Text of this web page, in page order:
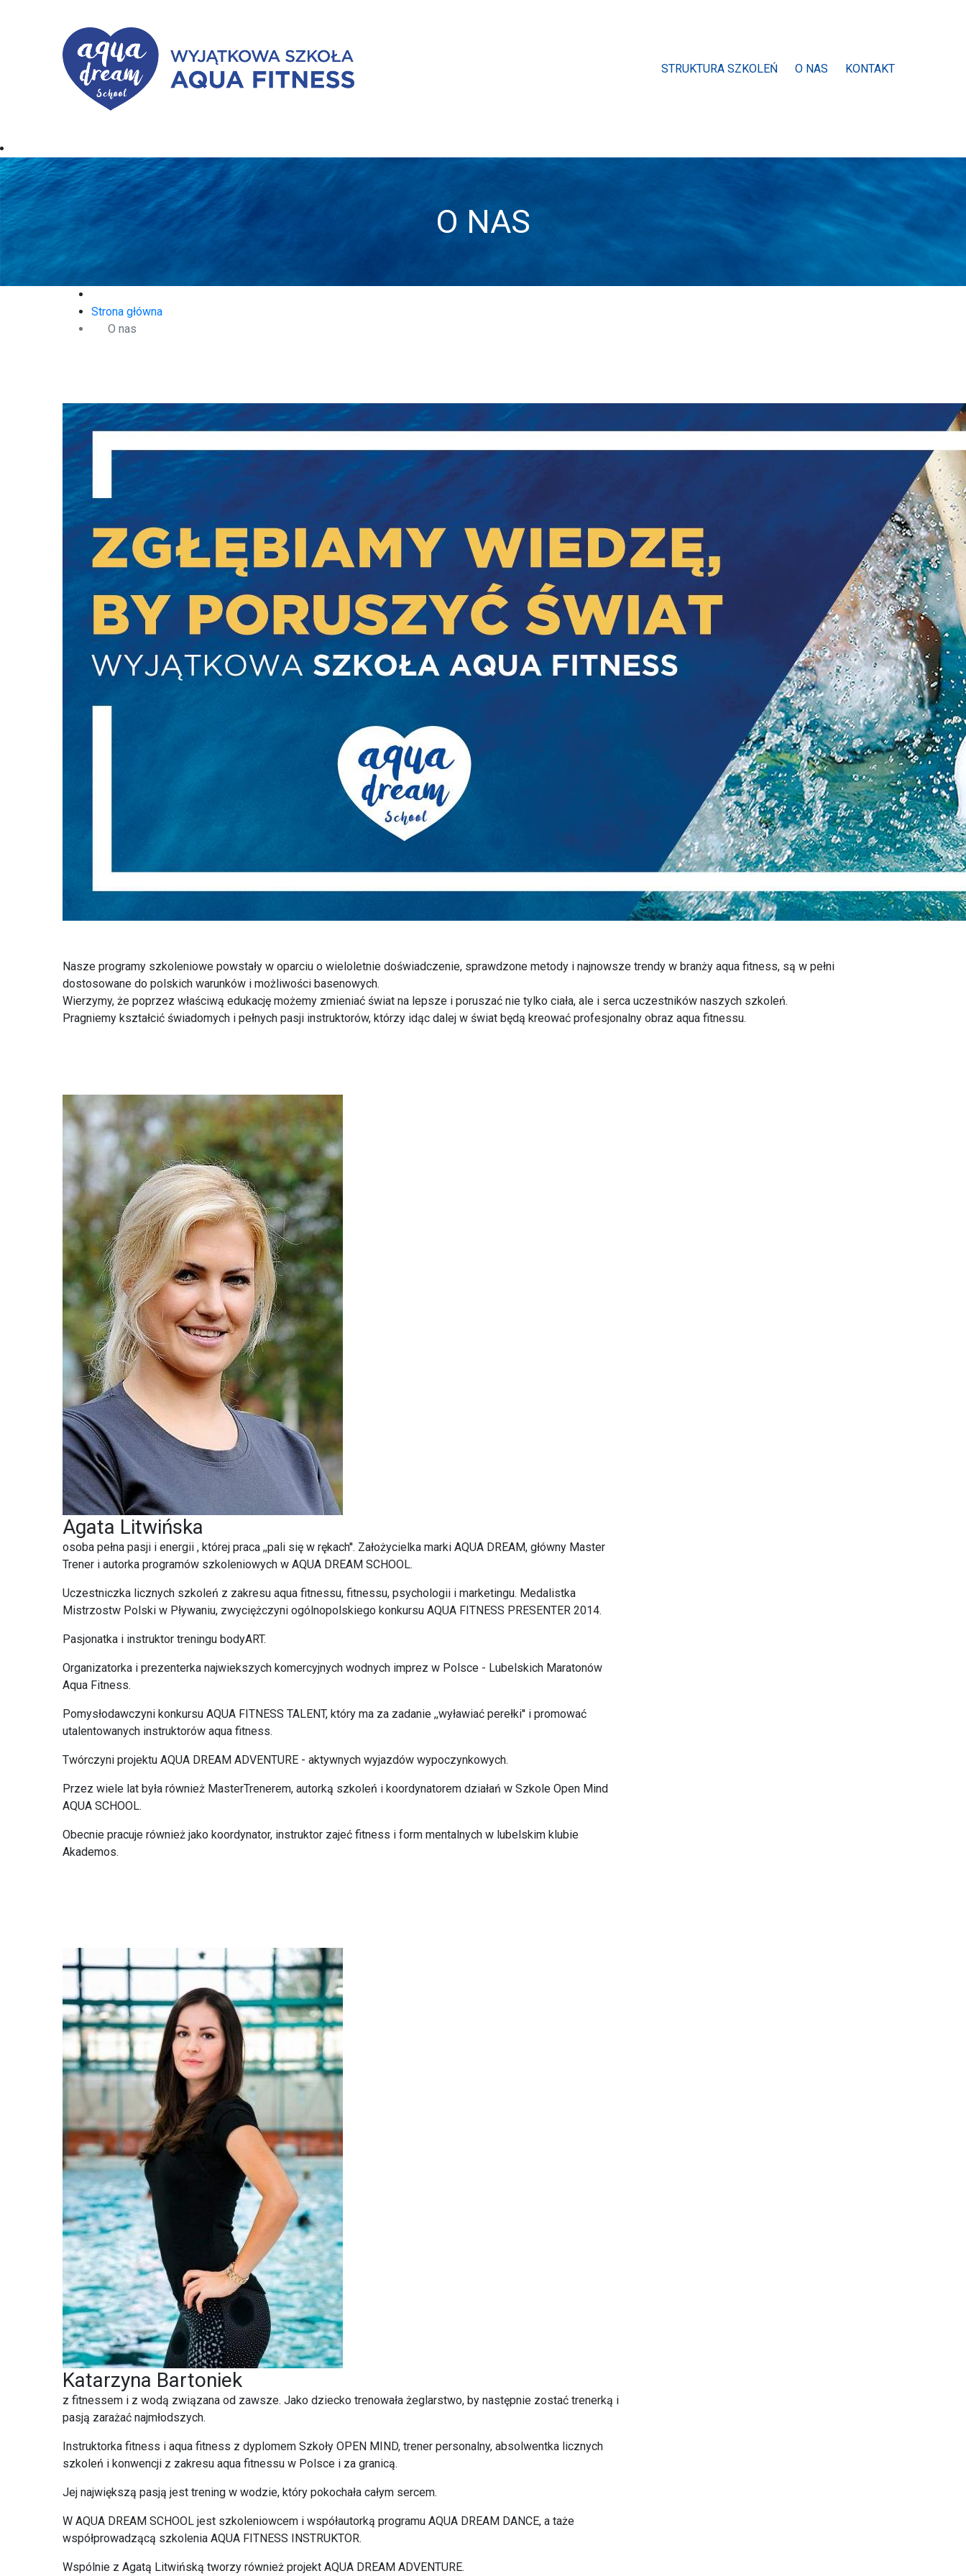
STRUKTURA SZKOLEŃ O NAS KONTAKT
O NAS
Strona główna
O nas
Nasze programy szkoleniowe powstały w oparciu o wieloletnie doświadczenie, sprawdzone metody i najnowsze trendy w branży aqua fitness, są w pełni
dostosowane do polskich warunków i możliwości basenowych.
Wierzymy, że poprzez właściwą edukację możemy zmieniać świat na lepsze i poruszać nie tylko ciała, ale i serca uczestników naszych szkoleń.
Pragniemy kształcić świadomych i pełnych pasji instruktorów, którzy idąc dalej w świat będą kreować profesjonalny obraz aqua fitnessu.
Agata Litwińska
osoba pełna pasji i energii , której praca ,,pali się w rękach''. Założycielka marki AQUA DREAM, główny Master
Trener i autorka programów szkoleniowych w AQUA DREAM SCHOOL.
Uczestniczka licznych szkoleń z zakresu aqua fitnessu, fitnessu, psychologii i marketingu. Medalistka
Mistrzostw Polski w Pływaniu, zwyciężczyni ogólnopolskiego konkursu AQUA FITNESS PRESENTER 2014.
Pasjonatka i instruktor treningu bodyART.
Organizatorka i prezenterka najwiekszych komercyjnych wodnych imprez w Polsce - Lubelskich Maratonów
Aqua Fitness.
Pomysłodawczyni konkursu AQUA FITNESS TALENT, który ma za zadanie ,,wyławiać perełki'' i promować
utalentowanych instruktorów aqua fitness.
Twórczyni projektu AQUA DREAM ADVENTURE - aktywnych wyjazdów wypoczynkowych.
Przez wiele lat była również MasterTrenerem, autorką szkoleń i koordynatorem działań w Szkole Open Mind
AQUA SCHOOL.
Obecnie pracuje również jako koordynator, instruktor zajeć fitness i form mentalnych w lubelskim klubie
Akademos.
Katarzyna Bartoniek
z fitnessem i z wodą związana od zawsze. Jako dziecko trenowała żeglarstwo, by następnie zostać trenerką i
pasją zarażać najmłodszych.
Instruktorka fitness i aqua fitness z dyplomem Szkoły OPEN MIND, trener personalny, absolwentka licznych
szkoleń i konwencji z zakresu aqua fitnessu w Polsce i za granicą.
Jej największą pasją jest trening w wodzie, który pokochała całym sercem.
W AQUA DREAM SCHOOL jest szkoleniowcem i współautorką programu AQUA DREAM DANCE, a taże
współprowadzącą szkolenia AQUA FITNESS INSTRUKTOR.
Wspólnie z Agatą Litwińską tworzy również projekt AQUA DREAM ADVENTURE.